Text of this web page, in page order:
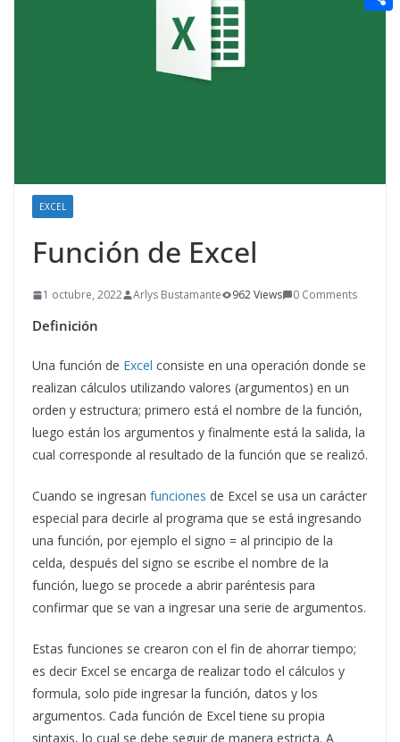
EXCEL
Función de Excel
1 octubre, 2022 Arlys Bustamante 962 Views 0 Comments
Definición
Una función de Excel consiste en una operación donde se
realizan cálculos utilizando valores (argumentos) en un
orden y estructura; primero está el nombre de la función,
luego están los argumentos y finalmente está la salida, la
cual corresponde al resultado de la función que se realizó.
Cuando se ingresan funciones de Excel se usa un carácter
especial para decirle al programa que se está ingresando
una función, por ejemplo el signo = al principio de la
celda, después del signo se escribe el nombre de la
función, luego se procede a abrir paréntesis para
confirmar que se van a ingresar una serie de argumentos.
Estas funciones se crearon con el fin de ahorrar tiempo;
es decir Excel se encarga de realizar todo el cálculos y
formula, solo pide ingresar la función, datos y los
argumentos. Cada función de Excel tiene su propia
sintaxis, lo cual se debe seguir de manera estricta. A
n
a